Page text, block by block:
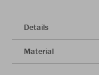
Details
Material